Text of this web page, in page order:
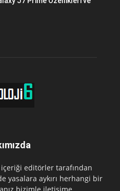
editörler tarafından
yasalara aykırı herhangi bir